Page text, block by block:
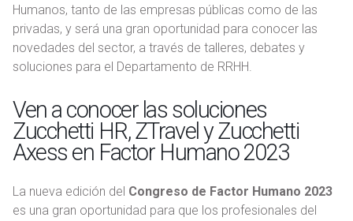
Humanos, tanto de las empresas públicas como de las
privadas, y será una gran oportunidad para conocer las
novedades del sector, a través de talleres, debates y
soluciones para el Departamento de RRHH.
Ven a conocer las soluciones
Zucchetti HR, ZTravel y Zucchetti
Axess en Factor Humano 2023
La nueva edición del Congreso de Factor Humano 2023
es una gran oportunidad para que los profesionales del